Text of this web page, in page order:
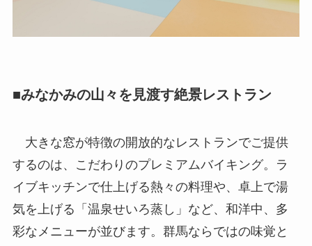
■みなかみの山々を見渡す絶景レストラン
大きな窓が特徴の開放的なレストランでご提供
するのは、こだわりのプレミアムバイキング。ラ
イブキッチンで仕上げる熱々の料理や、卓上で湯
気を上げる「温泉せいろ蒸し」など、和洋中、多
彩なメニューが並びます。群馬ならではの味覚と